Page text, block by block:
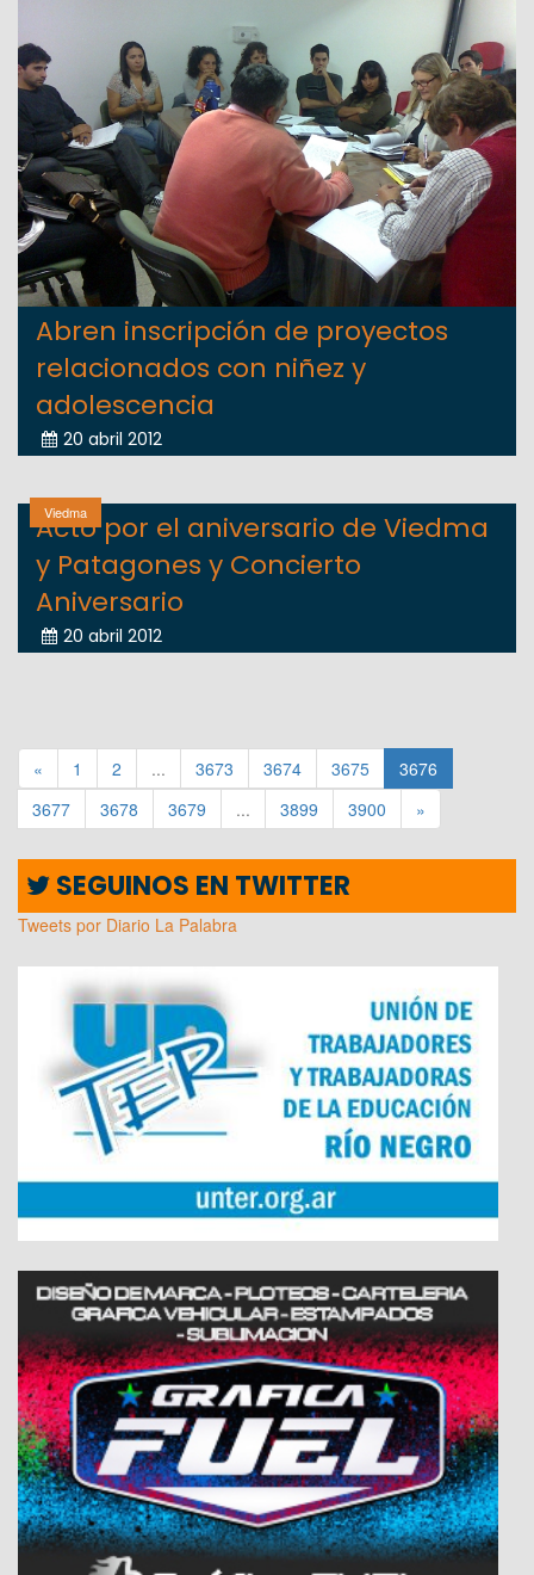
Abren inscripción de proyectos
relacionados con niñez y
adolescencia
20 abril 2012
Viedma
Acto por el aniversario de Viedma
y Patagones y Concierto
Aniversario
20 abril 2012
« 1 2 ... 3673 3674 3675
3676
3677
3678 3679 ... 3899 3900 »
SEGUINOS EN TWITTER
Tweets por Diario La Palabra